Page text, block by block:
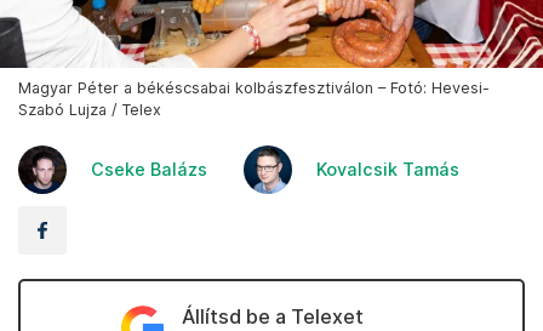
Magyar Péter a békéscsabai kolbászfesztiválon – Fotó: Hevesi-
Szabó Lujza / Telex
Cseke Balázs Kovalcsik Tamás
Állítsd be a Telexet